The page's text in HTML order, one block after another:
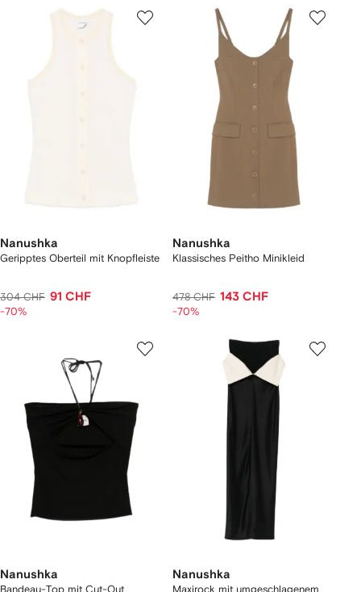
Nanushka
Geripptes Oberteil mit Knopfleiste
304 CHF 91 CHF
-70%
Nanushka
Klassisches Peitho Minikleid
478 CHF 143 CHF
-70%
Nanushka
Bandeau-Top mit Cut-Out
Nanushka
Maxirock mit umgeschlagenem